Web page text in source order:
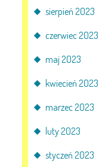
sierpień 2023
czerwiec 2023
maj 2023
kwiecień 2023
marzec 2023
luty 2023
styczeń 2023